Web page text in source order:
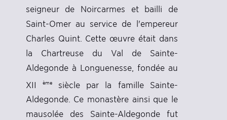
seigneur de Noircarmes et bailli de
Saint-Omer au service de l'empereur
Charles Quint. Cette œuvre était dans
la Chartreuse du Val de Sainte-
Aldegonde à Longuenesse, fondée au
XII
èmesiècle par la famille Sainte-
Aldegonde. Ce monastère ainsi que le
mausolée des Sainte-Aldegonde fut